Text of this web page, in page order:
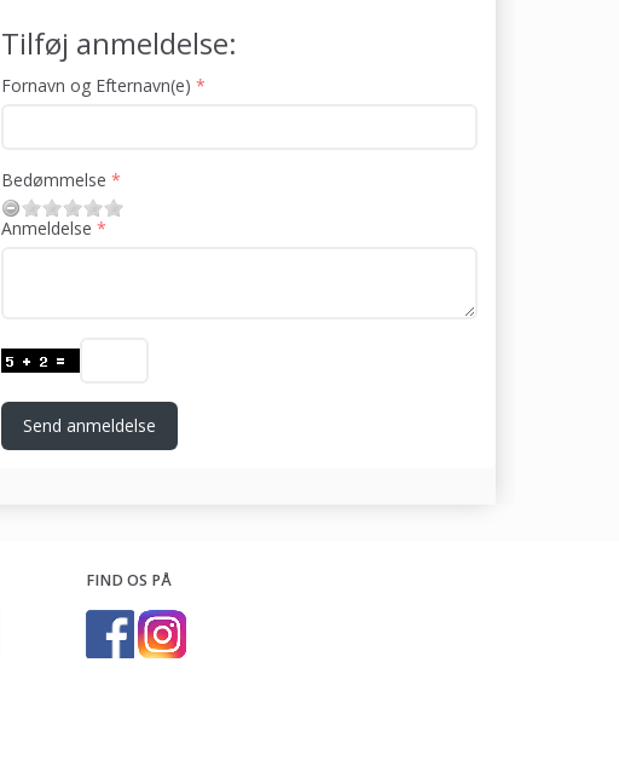
Tilføj anmeldelse:
Fornavn og Efternavn(e)
Bedømmelse
Anmeldelse
Send anmeldelse
FIND OS PÅ